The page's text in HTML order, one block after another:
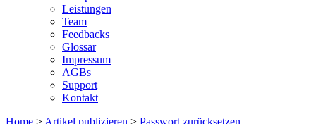
Leistungen
Team
Feedbacks
Glossar
Impressum
AGBs
Support
Kontakt
Home > Artikel publizieren > Passwort zurücksetzen